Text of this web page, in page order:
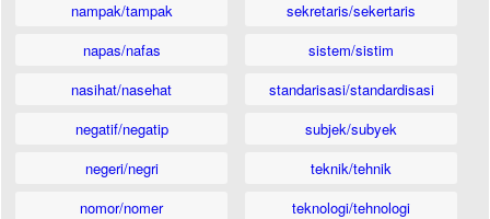
nampak/tampak
napas/nafas
nasihat/nasehat
negatif/negatip
negeri/negri
nomor/nomer
sekretaris/sekertaris
sistem/sistim
standarisasi/standardisasi
subjek/subyek
teknik/tehnik
teknologi/tehnologi